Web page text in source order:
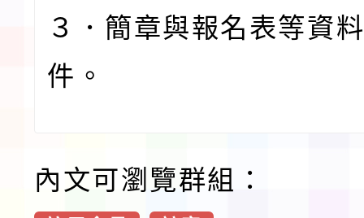
３．簡章與報名表等資
件。
內文可瀏覽群組：